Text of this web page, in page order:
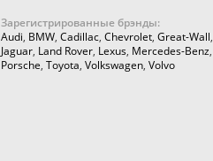
Зарегистрированные брэнды:
Audi, BMW, Cadillac, Chevrolet, Great-Wall,
Jaguar, Land Rover, Lexus, Mercedes-Benz,
Porsche, Toyota, Volkswagen, Volvo